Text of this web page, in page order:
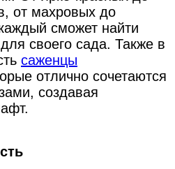
от махровых до
сможет найти
своего сада. Также в
саженцы
отлично сочетаются
создавая